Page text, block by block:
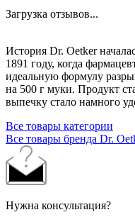
Загрузка отзывов...
История Dr. Oetker
1891 году, когда
идеальную формулу
на 500 г муки. Продукт
выпечку стало намного
Все товары категории
Все товары бренда Dr.
Нужна консультация?